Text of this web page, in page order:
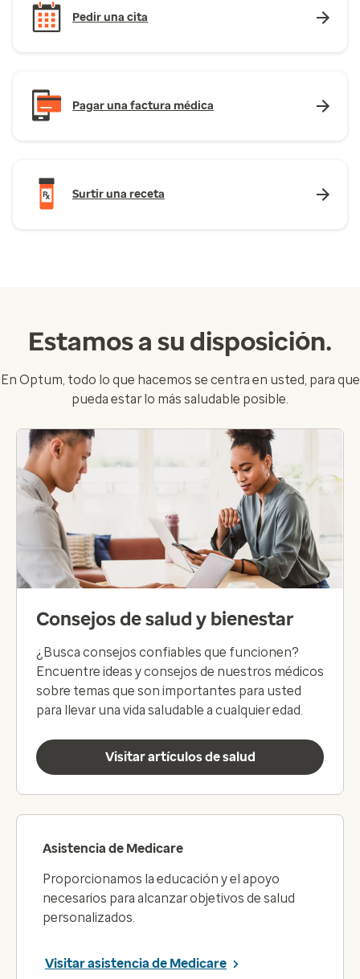
Pedir una cita
Pagar una factura médica
Surtir una receta
Estamos a su disposición.
En Optum, todo lo que hacemos se centra en usted, para que
pueda estar lo más saludable posible.
Consejos de salud y bienestar
¿Busca consejos confiables que funcionen?
Encuentre ideas y consejos de nuestros médicos
sobre temas que son importantes para usted
para llevar una vida saludable a cualquier edad.
Visitar artículos de salud
Asistencia de Medicare
Proporcionamos la educación y el apoyo
necesarios para alcanzar objetivos de salud
personalizados.
Visitar asistencia de Medicare